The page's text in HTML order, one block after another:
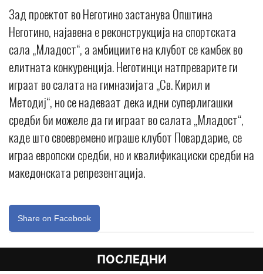
Зад проектот во Неготино застанува Општина
Неготино, најавена е реконструкција на спортската
сала „Младост“, а амбициите на клубот се камбек во
елитната конкуренција. Неготинци натпреварите ги
играат во салата на гимназијата „Св. Кирил и
Методиј“, но се надеваат дека идни суперлигашки
средби би можеле да ги играат во салата „Младост“,
каде што своевремено играше клубот Повардарие, се
играа европски средби, но и квалификациски средби на
македонската репрезентација.
Share on Facebook
ПОСЛЕДНИ